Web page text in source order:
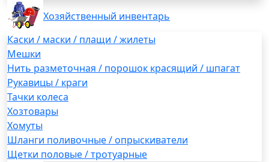
Хозяйственный инвентарь
Каски / маски / плащи / жилеты
Мешки
Нить разметочная / порошок красящий / шпагат
Рукавицы / краги
Тачки колеса
Хозтовары
Хомуты
Шланги поливочные / опрыскиватели
Щетки половые / тротуарные